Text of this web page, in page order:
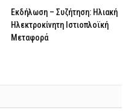
Εκδήλωση – Συζήτηση: Ηλιακή
Ηλεκτροκίνητη Ιστιοπλοϊκή
Μεταφορά